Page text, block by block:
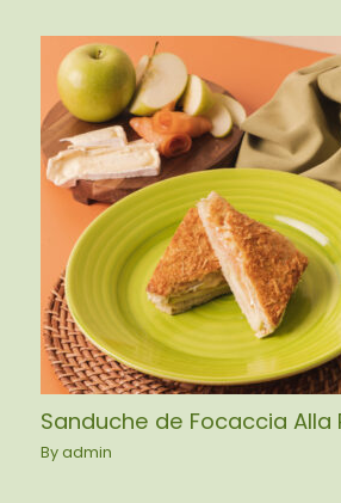
Sanduche de Focaccia Alla
Byadmin